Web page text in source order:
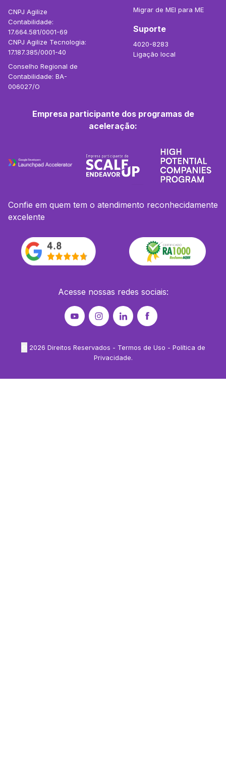
CNPJ Agilize
Contabilidade:
17.664.581/0001-69
CNPJ Agilize Tecnologia:
17.187.385/0001-40
Conselho Regional de
Contabilidade: BA-
006027/O
Migrar de MEI para ME
Suporte
4020-8283
Ligação local
Empresa participante dos programas de
aceleração:
Confie em quem tem o atendimento reconhecidamente
excelente
Acesse nossas redes sociais:
2026 Direitos Reservados - Termos de Uso - Política de
Privacidade.